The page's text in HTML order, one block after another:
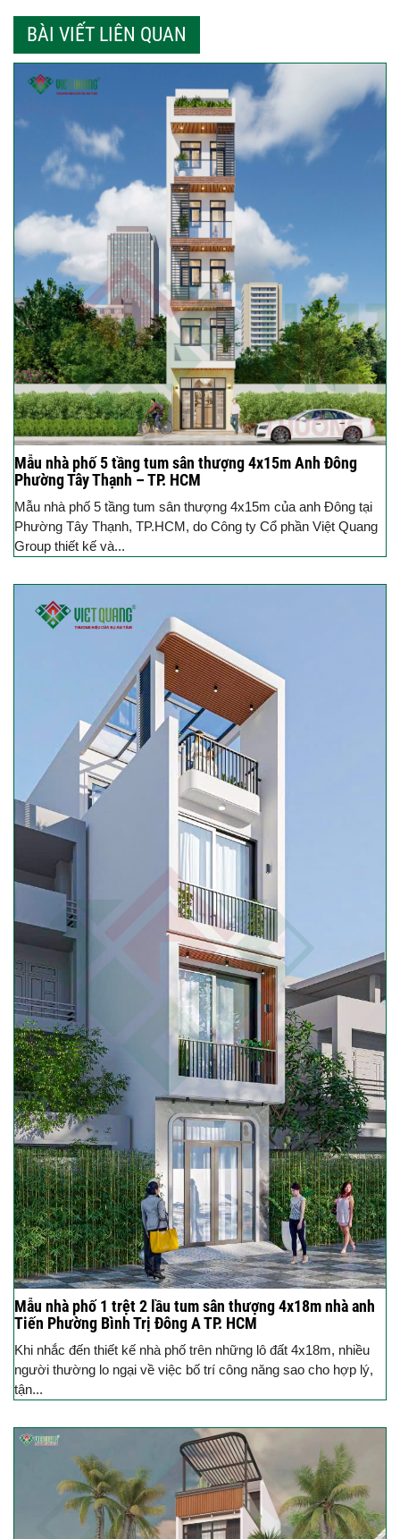
BÀI VIẾT LIÊN QUAN
Mẫu nhà phố 5 tầng tum sân thượng 4x15m Anh Đông
Phường Tây Thạnh – TP. HCM
Mẫu nhà phố 5 tầng tum sân thượng 4x15m của anh Đông tại
Phường Tây Thạnh, TP.HCM, do Công ty Cổ phần Việt Quang
Group thiết kế và...
Mẫu nhà phố 1 trệt 2 lầu tum sân thượng 4x18m nhà anh
Tiến Phường Bình Trị Đông A TP. HCM
Khi nhắc đến thiết kế nhà phố trên những lô đất 4x18m, nhiều
người thường lo ngại về việc bố trí công năng sao cho hợp lý,
tận...